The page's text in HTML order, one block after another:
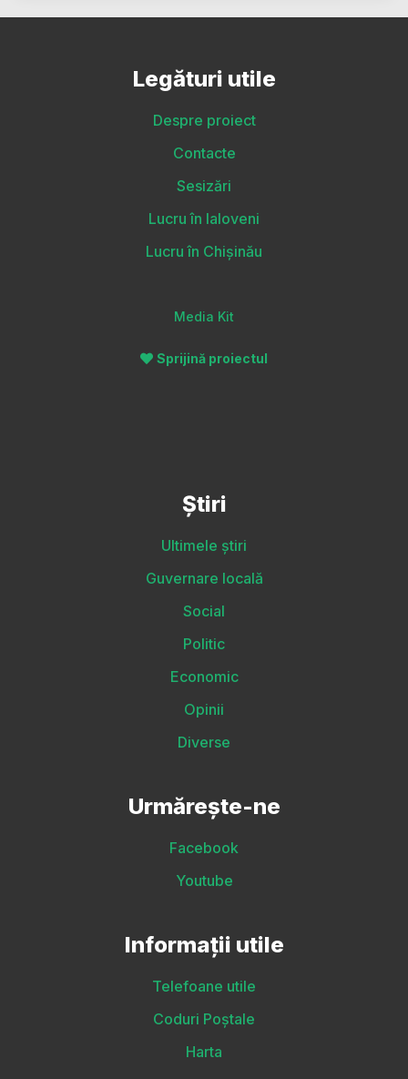
Legături utile
Despre proiect
Contacte
Sesizări
Lucru în Ialoveni
Lucru în Chișinău
Media Kit
Sprijină proiectul
Știri
Ultimele știri
Guvernare locală
Social
Politic
Economic
Opinii
Diverse
Urmărește-ne
Facebook
Youtube
Informații utile
Telefoane utile
Coduri Poștale
Harta